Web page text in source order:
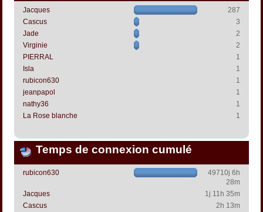
Jacques
287
Cascus
3
Jade
2
Virginie
2
PIERRAL
1
Isla
1
rubicon630
1
jeanpapol
1
nathy36
1
La Rose blanche
1
Temps de connexion cumulé
rubicon630
49710j 6h
28m
Jacques
1j 11h 35m
Cascus
2h 13m